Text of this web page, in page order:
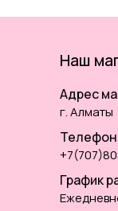
Наш
Адрес
г. Алматы
Телефон
График